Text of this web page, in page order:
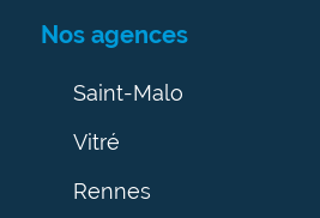
Nos agences
Saint-Malo
Vitré
Rennes